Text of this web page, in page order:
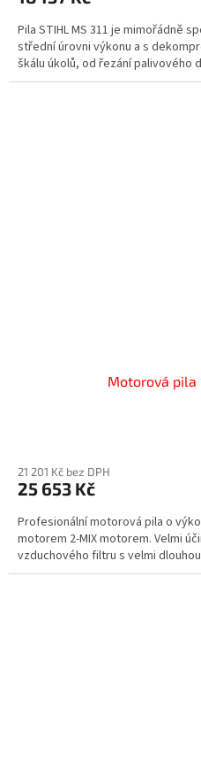
Pila STIHL MS 311 je mimořádně
střední úrovni výkonu a s
škálu úkolů, od řezání palivového
Motorová pila
21 201 Kč bez DPH
25 653 Kč
Profesionální motorová pila o
motorem 2-MIX motorem. Velmi
vzduchového filtru s velmi